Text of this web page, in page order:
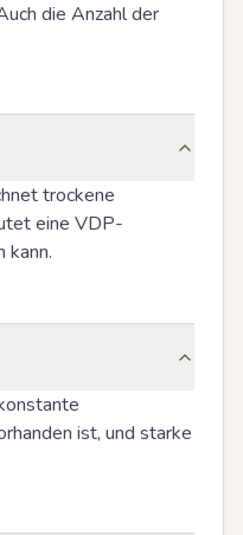
die Anzahl der
trockene
eine VDP-
kann.
ist, und starke